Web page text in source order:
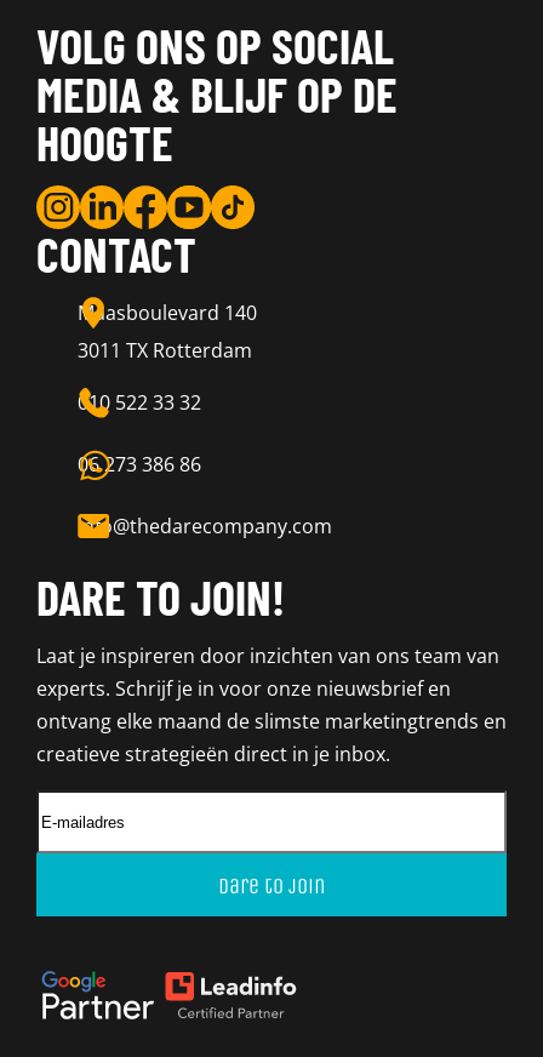
VOLG ONS OP SOCIAL
MEDIA & BLIJF OP DE
HOOGTE
CONTACT
Maasboulevard 140
3011 TX Rotterdam
010 522 33 32
06 273 386 86
info@thedarecompany.com
DARE TO JOIN!
Laat je inspireren door inzichten van ons team van
experts. Schrijf je in voor onze nieuwsbrief en
ontvang elke maand de slimste marketingtrends en
creatieve strategieën direct in je inbox.
Dare to join